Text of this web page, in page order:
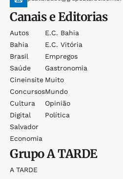
Canais e Editorias
Autos
Bahia
Brasil
Saúde
Cineinsite
Concursos
Cultura
Digital
Salvador
Economia
E.c. Bahia
E.c. Vitória
Empregos
Gastronomia
Muito
Mundo
Opinião
Política
GrupoA TARDE
A TARDE